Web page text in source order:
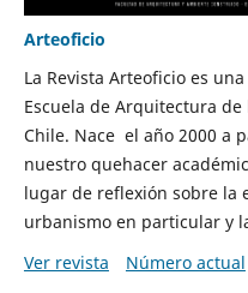
Arteoficio
La Revista Arteoficio es
Escuela de Arquitectura
Chile. Nace el año 2000 a
nuestro quehacer
lugar de reflexión sobre la
urbanismo en particular y
Ver revista
Número actual